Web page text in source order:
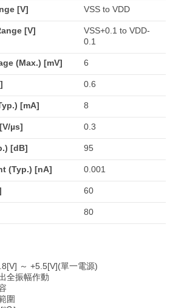
[V] VSS to VDD
[V]
VSS+0.1 to VDD-
0.1
(Max.) [mV] 6
0.6
[mA] 8
µs] 0.3
[dB] 95
(Typ.) [nA] 0.001
60
80
～ +5.5[V](單一電源)
全振幅作動
圍